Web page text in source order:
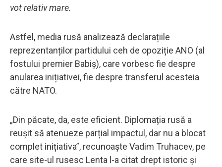
vot relativ mare.
Astfel, media rusă analizează declarațiile
reprezentanților partidului ceh de opoziție ANO (al
fostului premier Babiș), care vorbesc fie despre
anularea inițiativei, fie despre transferul acesteia
către NATO.
„Din păcate, da, este eficient. Diplomația rusă a
reușit să atenueze parțial impactul, dar nu a blocat
complet inițiativa”, recunoaște Vadim Truhacev, pe
care site-ul rusesc Lenta l-a citat drept istoric și